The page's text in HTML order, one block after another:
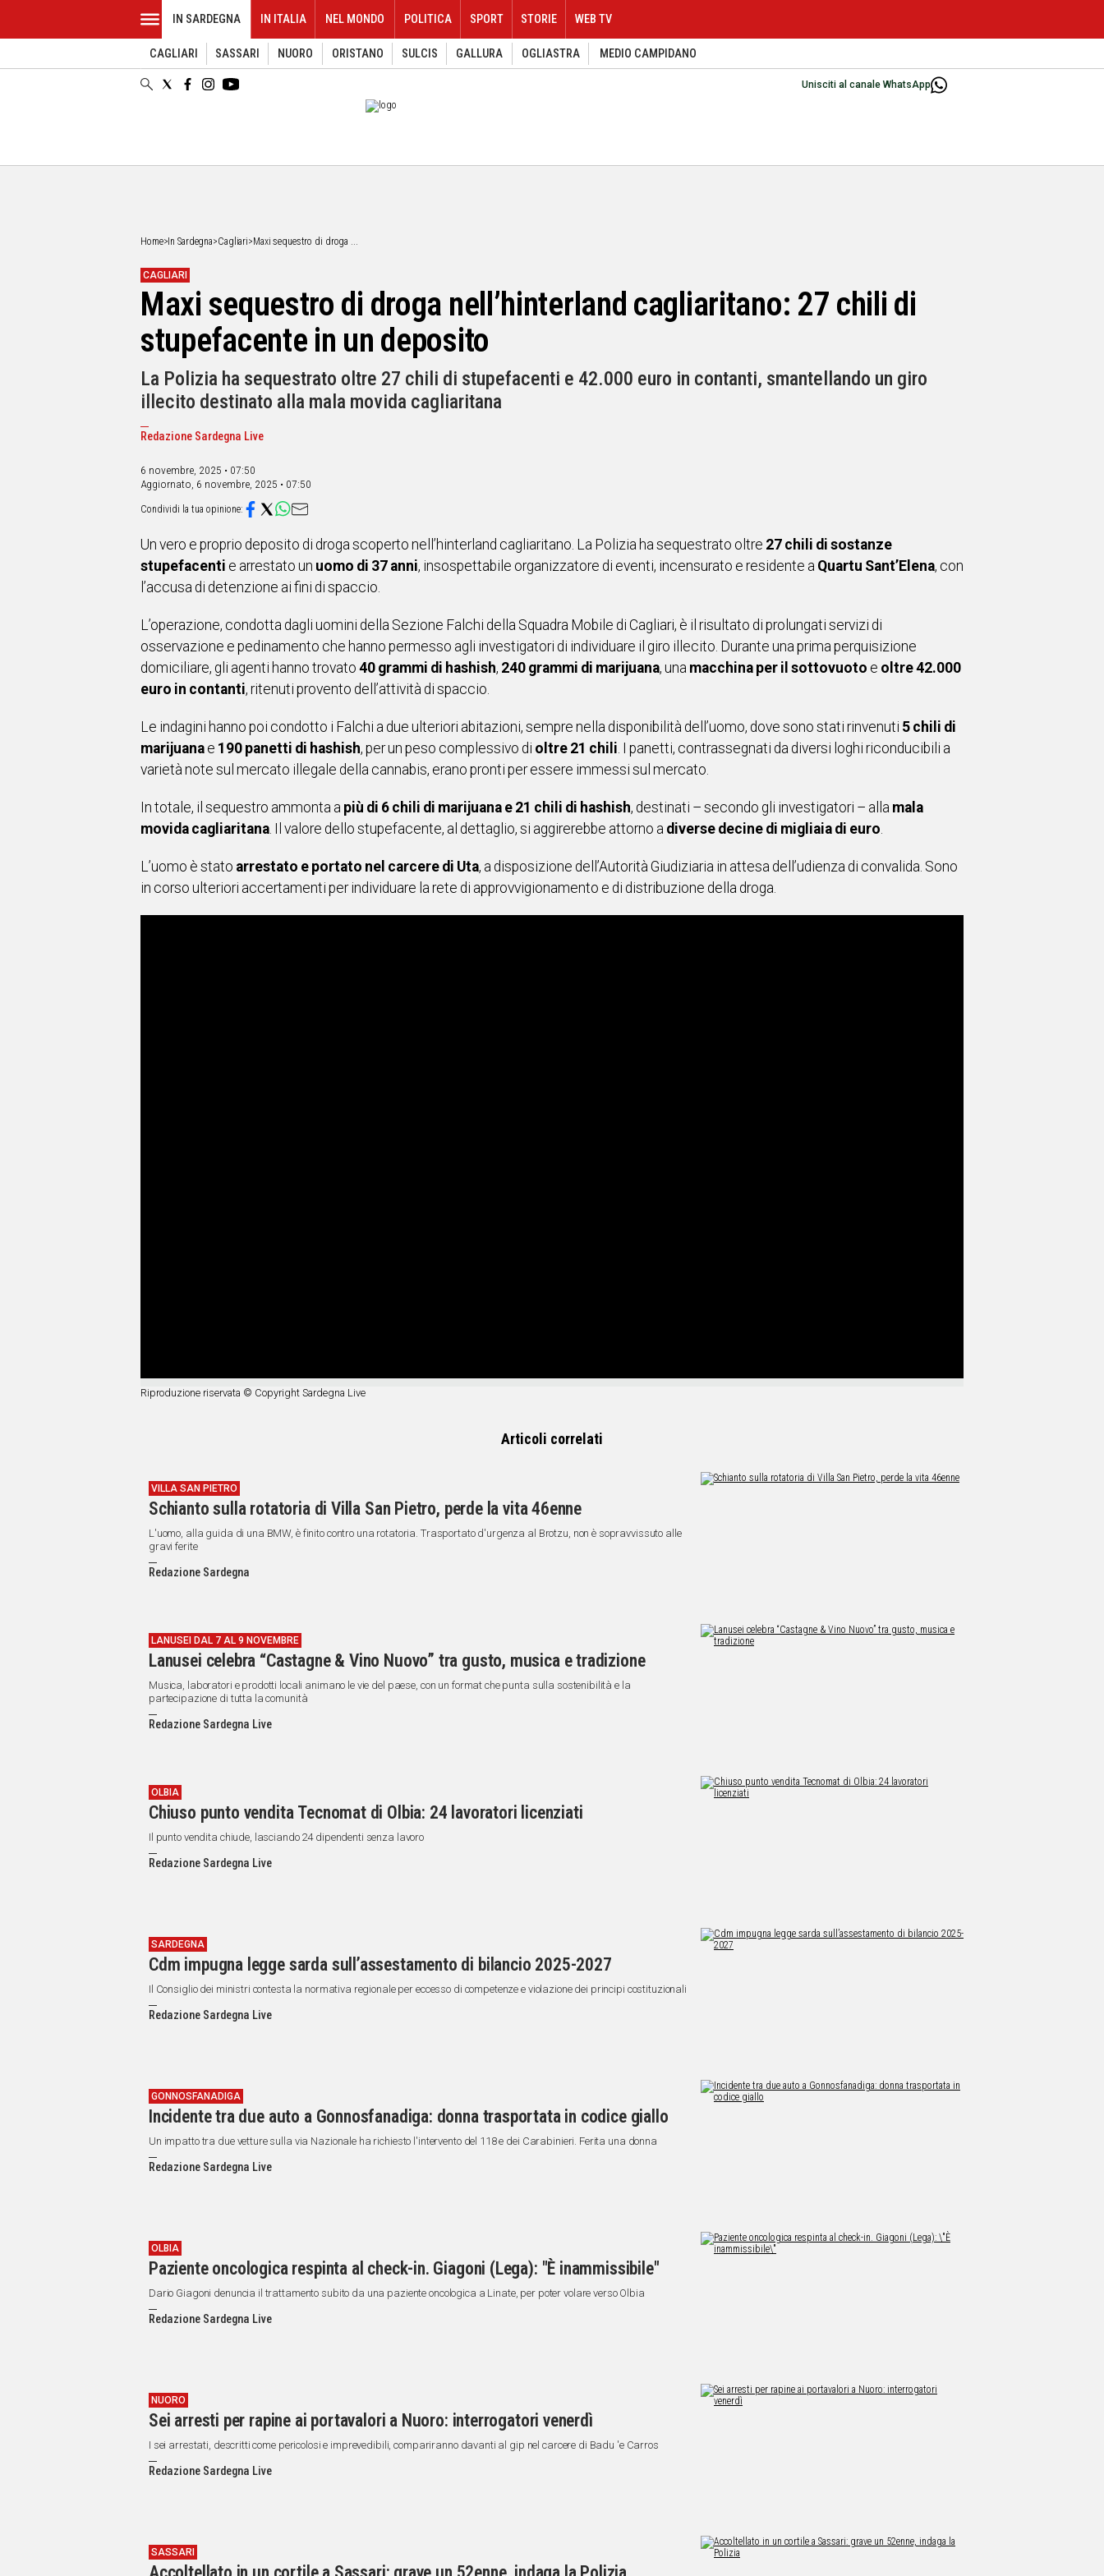
ORISTANO
Vai
Unisciti al canale WhatsApp
IN SARDEGNA
CAGLIARI SASSARI NUORO ORISTANO SULCIS GALLURA OGLIASTRA MEDIO CAMPIDANO
IN ITALIA NEL MONDO POLITICA SPORT STORIE WEB TV
EVENTI
Home> In Sardegna>Cagliari>Maxi sequestro di droga ...
CAGLIARI
Maxi sequestro di droga nell’hinterland cagliaritano: 27 chili di
stupefacente in un deposito
La Polizia ha sequestrato oltre 27 chili di stupefacenti e 42.000 euro in contanti, smantellando un giro
illecito destinato alla mala movida cagliaritana
Redazione Sardegna Live
6 novembre, 2025 • 07:50
Aggiornato, 6 novembre, 2025 • 07:50
Un vero e proprio deposito di droga scoperto nell’hinterland cagliaritano. La Polizia ha sequestrato oltre 27 chili di sostanze
stupefacenti e arrestato un uomo di 37 anni, insospettabile organizzatore di eventi, incensurato e residente a Quartu Sant’Elena, con
l’accusa di detenzione ai fini di spaccio.
L’operazione, condotta dagli uomini della Sezione Falchi della Squadra Mobile di Cagliari, è il risultato di prolungati servizi di
osservazione e pedinamento che hanno permesso agli investigatori di individuare il giro illecito. Durante una prima perquisizione
domiciliare, gli agenti hanno trovato 40 grammi di hashish, 240 grammi di marijuana, una macchina per il sottovuoto e oltre 42.000
euro in contanti, ritenuti provento dell’attività di spaccio.
Le indagini hanno poi condotto i Falchi a due ulteriori abitazioni, sempre nella disponibilità dell’uomo, dove sono stati rinvenuti 5 chili di
marijuana e 190 panetti di hashish, per un peso complessivo di oltre 21 chili. I panetti, contrassegnati da diversi loghi riconducibili a
varietà note sul mercato illegale della cannabis, erano pronti per essere immessi sul mercato.
In totale, il sequestro ammonta a più di 6 chili di marijuana e 21 chili di hashish, destinati – secondo gli investigatori – alla mala
movida cagliaritana. Il valore dello stupefacente, al dettaglio, si aggirerebbe attorno a diverse decine di migliaia di euro.
L’uomo è stato arrestato e portato nel carcere di Uta, a disposizione dell’Autorità Giudiziaria in attesa dell’udienza di convalida. Sono
in corso ulteriori accertamenti per individuare la rete di approvvigionamento e di distribuzione della droga.
Riproduzione riservata © Copyright Sardegna Live
Articoli correlati
VILLA SAN PIETRO
Schianto sulla rotatoria di Villa San Pietro, perde la vita 46enne
L'uomo, alla guida di una BMW, è finito contro una rotatoria. Trasportato d'urgenza al Brotzu, non è sopravvissuto alle
gravi ferite
Redazione Sardegna
LANUSEI DAL 7 AL 9 NOVEMBRE
Lanusei celebra “Castagne & Vino Nuovo” tra gusto, musica e tradizione
Musica, laboratori e prodotti locali animano le vie del paese, con un format che punta sulla sostenibilità e la
partecipazione di tutta la comunità
Redazione Sardegna Live
OLBIA
Chiuso punto vendita Tecnomat di Olbia: 24 lavoratori licenziati
Il punto vendita chiude, lasciando 24 dipendenti senza lavoro
Redazione Sardegna Live
SARDEGNA
Cdm impugna legge sarda sull’assestamento di bilancio 2025-2027
Il Consiglio dei ministri contesta la normativa regionale per eccesso di competenze e violazione dei principi costituzionali
Redazione Sardegna Live
GONNOSFANADIGA
Incidente tra due auto a Gonnosfanadiga: donna trasportata in codice giallo
Un impatto tra due vetture sulla via Nazionale ha richiesto l'intervento del 118 e dei Carabinieri. Ferita una donna
Redazione Sardegna Live
OLBIA
Paziente oncologica respinta al check-in. Giagoni (Lega): "È inammissibile"
Dario Giagoni denuncia il trattamento subito da una paziente oncologica a Linate, per poter volare verso Olbia
Redazione Sardegna Live
NUORO
Sei arresti per rapine ai portavalori a Nuoro: interrogatori venerdì
I sei arrestati, descritti come pericolosi e imprevedibili, compariranno davanti al gip nel carcere di Badu 'e Carros
Redazione Sardegna Live
SASSARI